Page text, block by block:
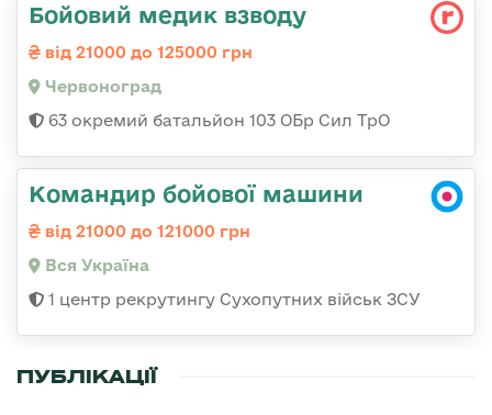
Бойовий медик взводу
від 21000 до 125000 грн
Червоноград
63 окремий батальйон 103 ОБр Сил ТрО
Командир бойової машини
від 21000 до 121000 грн
Вся Україна
1 центр рекрутингу Сухопутних військ ЗСУ
ПУБЛІКАЦІЇ